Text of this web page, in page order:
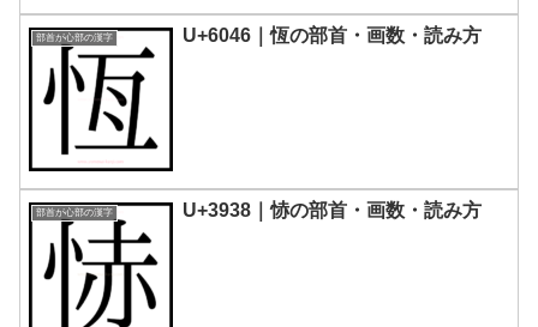
部首が心部の漢字 U+6046｜恆の部首・画数・読み方
部首が心部の漢字 U+3938｜㤸の部首・画数・読み方